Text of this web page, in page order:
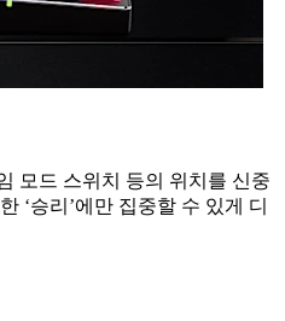
모드 스위치 등의 위치를 신중
‘승리’에만 집중할 수 있게 디